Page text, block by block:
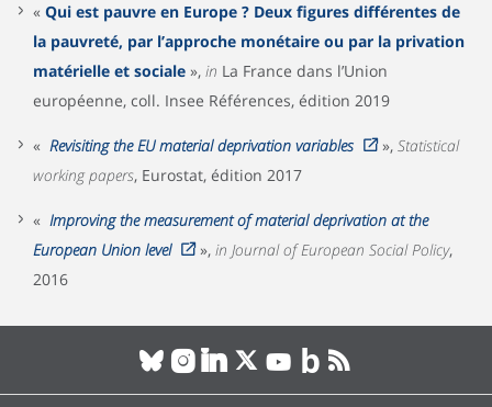
« Qui est pauvre en Europe ? Deux figures différentes de
la pauvreté, par l’approche monétaire ou par la privation
matérielle et sociale », in La France dans l’Union
européenne, coll. Insee Références, édition 2019
« Revisiting the EU material deprivation variables », Statistical
working papers, Eurostat, édition 2017
« Improving the measurement of material deprivation at the
European Union level
», in Journal of European Social Policy,
2016